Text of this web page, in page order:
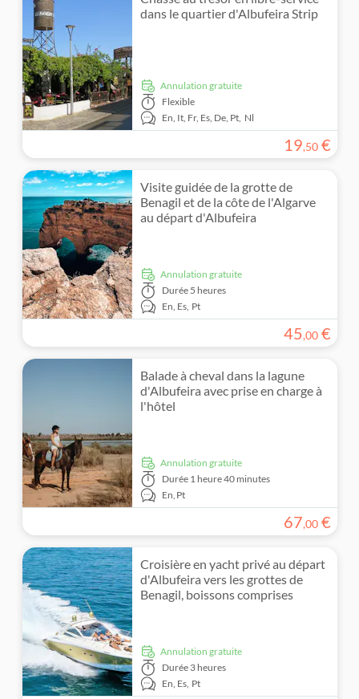
dans le quartier d'Albufeira Strip
Annulation gratuite
Flexible
En, It, Fr, Es, De, Pt, Nl
19,50 €
Visite guidée de la grotte de
Benagil et de la côte de l'Algarve
au départ d'Albufeira
Annulation gratuite
Durée 5 heures
En, Es, Pt
45,00 €
Balade à cheval dans la lagune
d'Albufeira avec prise en charge à
l'hôtel
Annulation gratuite
Durée 1 heure 40 minutes
En,Pt
67,00 €
Croisière en yacht privé au départ
d'Albufeira vers les grottes de
Benagil, boissons comprises
Annulation gratuite
Durée 3 heures
En, Es, Pt